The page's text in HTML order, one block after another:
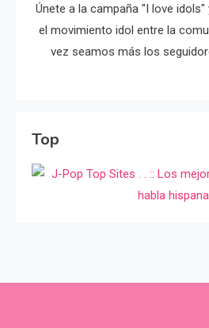
Únete a la campaña "I love
el movimiento idol entre la
vez seamos más los
Top